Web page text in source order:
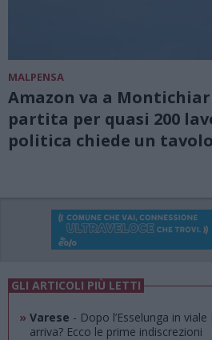
MALPENSA
Amazon va a
partita per quasi 200
politica chiede un
GLI ARTICOLI PIÙ LETTI
» Varese - Dopo l’Esselunga in
arriva? Ecco le prime indiscrezioni